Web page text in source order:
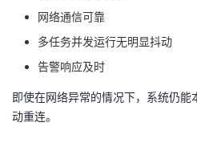
网络通信可靠
多任务并发运行无明显抖动
告警响应及时
即使在网络异常的情况下，系统仍能
动重连。